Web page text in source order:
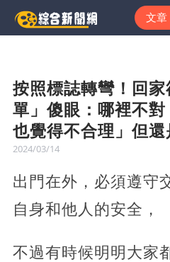
文章
按照標誌轉彎！回
單」傻眼：哪裡不
也覺得不合理」但還
2024/03/14
出門在外，必須遵守
自身和他人的安全，
不過有時候明明大家